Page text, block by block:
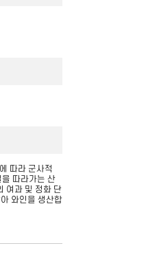
따라 군사적
따라가는 산
여과 및 정화 단
와인을 생산합